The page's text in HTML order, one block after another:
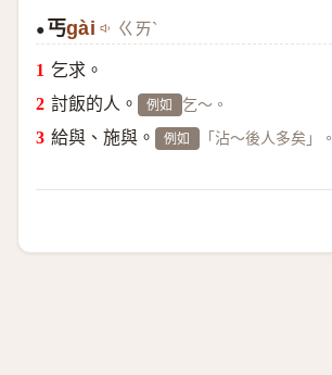
● 丐gài ㄍㄞˋ
乞求。
討飯的人。
例如 乞～。
給與、施與。 例如 「沾～後人多矣」。